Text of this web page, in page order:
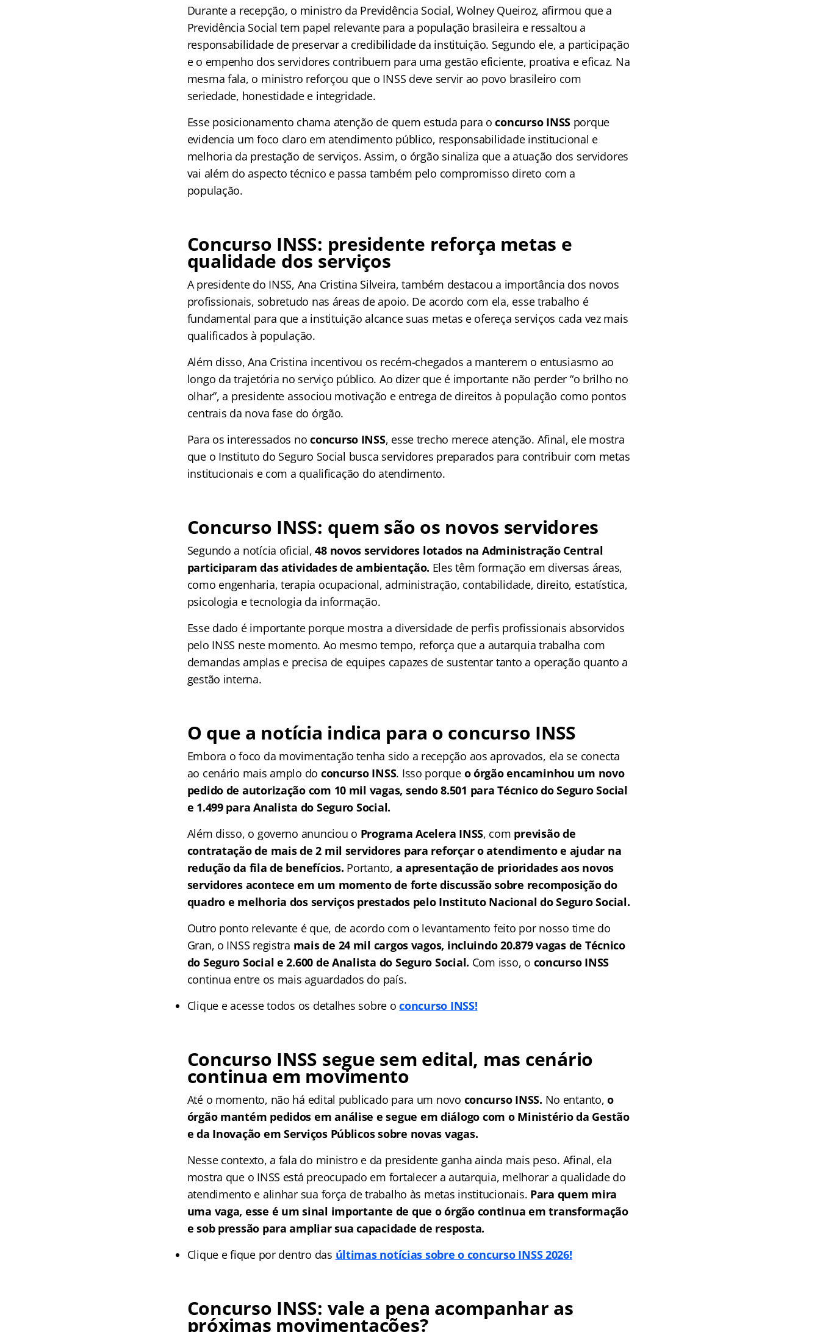
Durante a recepção, o ministro da Previdência Social, Wolney Queiroz, afirmou que a
Previdência Social tem papel relevante para a população brasileira e ressaltou a
responsabilidade de preservar a credibilidade da instituição. Segundo ele, a participação
e o empenho dos servidores contribuem para uma gestão eficiente, proativa e eficaz. Na
mesma fala, o ministro reforçou que o INSS deve servir ao povo brasileiro com
seriedade, honestidade e integridade.
Esse posicionamento chama atenção de quem estuda para oconcurso INSSporque
evidencia um foco claro em atendimento público, responsabilidade institucional e
melhoria da prestação de serviços. Assim, o órgão sinaliza que a atuação dos servidores
vai além do aspecto técnico e passa também pelo compromisso direto com a
população.
Concurso INSS: presidente reforça metas e
qualidade dos serviços
A presidente do INSS, Ana Cristina Silveira, também destacou a importância dos novos
profissionais, sobretudo nas áreas de apoio. De acordo com ela, esse trabalho é
fundamental para que a instituição alcance suas metas e ofereça serviços cada vez mais
qualificados à população.
Além disso, Ana Cristina incentivou os recém-chegados a manterem o entusiasmo ao
longo da trajetória no serviço público. Ao dizer que é importante não perder “o brilho no
olhar”, a presidente associou motivação e entrega de direitos à população como pontos
centrais da nova fase do órgão.
Para os interessados no concurso INSS, esse trecho merece atenção. Afinal, ele mostra
que o Instituto do Seguro Social busca servidores preparados para contribuir com metas
institucionais e com a qualificação do atendimento.
Concurso INSS: quem são os novos servidores
Segundo a notícia oficial,48 novos servidores lotados na Administração Central
participaram das atividades de ambientação. Eles têm formação em diversas áreas,
como engenharia, terapia ocupacional, administração, contabilidade, direito, estatística,
psicologia e tecnologia da informação.
Esse dado é importante porque mostra a diversidade de perfis profissionais absorvidos
pelo INSS neste momento. Ao mesmo tempo, reforça que a autarquia trabalha com
demandas amplas e precisa de equipes capazes de sustentar tanto a operação quanto a
gestão interna.
O que a notícia indica para o concurso INSS
Embora o foco da movimentação tenha sido a recepção aos aprovados, ela se conecta
ao cenário mais amplo do concurso INSS. Isso porqueo órgão encaminhou um novo
pedido de autorização com 10 mil vagas, sendo 8.501 para Técnico do Seguro Social
e 1.499 para Analista do Seguro Social.
Além disso, o governo anunciou o Programa Acelera INSS, com previsão de
contratação de mais de 2 mil servidores para reforçar o atendimento e ajudar na
redução da fila de benefícios. Portanto, a apresentação de prioridades aos novos
servidores acontece em um momento de forte discussão sobre recomposição do
quadro e melhoria dos serviços prestados pelo Instituto Nacional do Seguro Social.
Outro ponto relevante é que, de acordo com o levantamento feito por nosso time do
Gran, o INSS registra mais de 24 mil cargos vagos, incluindo 20.879 vagas de Técnico
do Seguro Social e 2.600 de Analista do Seguro Social. Com isso, o concurso INSS
continua entre os mais aguardados do país.
Clique e acesse todos os detalhes sobre oconcurso INSS!
Concurso INSS segue sem edital, mas cenário
continua em movimento
Até o momento, não há edital publicado para um novo concurso INSS. No entanto,o
órgão mantém pedidos em análise e segue em diálogo com o Ministério da Gestão
e da Inovação em Serviços Públicos sobre novas vagas.
Nesse contexto, a fala do ministro e da presidente ganha ainda mais peso. Afinal, ela
mostra que o INSS está preocupado em fortalecer a autarquia, melhorar a qualidade do
atendimento e alinhar sua força de trabalho às metas institucionais. Para quem mira
uma vaga, esse é um sinal importante de que o órgão continua em transformação
e sob pressão para ampliar sua capacidade de resposta.
Clique e fique por dentro das últimas notícias sobre o concurso INSS 2026!
Concurso INSS: vale a pena acompanhar as
próximas movimentações?